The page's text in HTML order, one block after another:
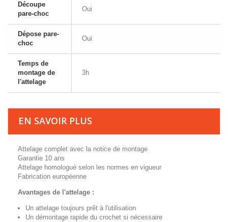
Découpe
pare-choc
Oui
Dépose pare-
choc
Oui
Temps de
montage de
l'attelage
3h
EN SAVOIR PLUS
Attelage complet avec la notice de montage
Garantie 10 ans
Attelage homologué selon les normes en vigueur
Fabrication européenne
Avantages de l'attelage :
Un attelage toujours prêt à l'utilisation
Un démontage rapide du crochet si nécessaire